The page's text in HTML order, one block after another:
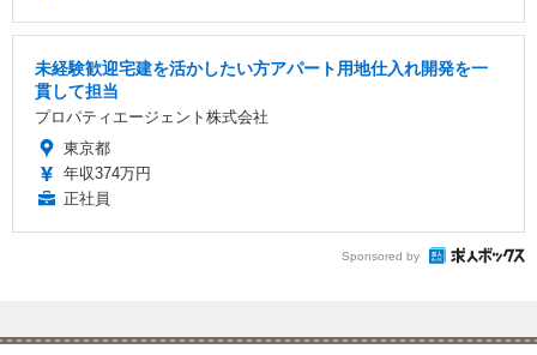
未経験歓迎宅建を活かしたい方アパート用地仕入れ開発を一
貫して担当
プロパティエージェント株式会社
東京都
年収374万円
正社員
Sponsored by